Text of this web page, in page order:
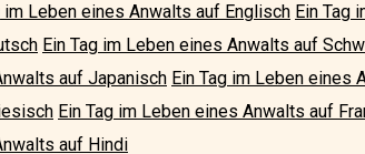
im Leben eines Anwalts auf Englisch Ein Tag
Ein Tag im Leben eines Anwalts auf
auf Japanisch Ein Tag im Leben eines
Ein Tag im Leben eines Anwalts auf
auf Hindi